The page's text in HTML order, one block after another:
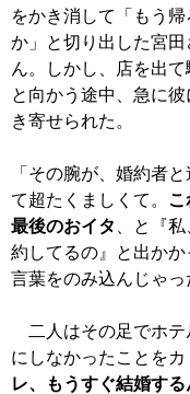
をかき消して「もう帰
か」と切り出した宮田
ん。しかし、店を出て
と向かう途中、急に彼
き寄せられた。
「その腕が、婚約者と
て超たくましくて。 こ
最後のおイタ
、と『
約してるの』と出かか
言葉をのみ込んじゃっ
二人はその足でホテ
にしなかったことをカ
レ、もうすぐ結婚す